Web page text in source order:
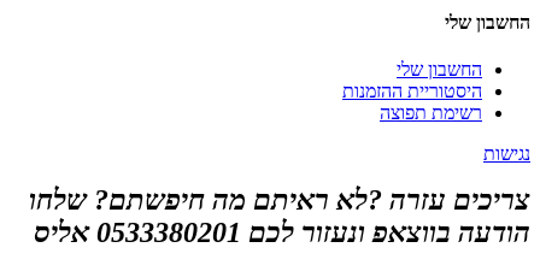
החשבון שלי
החשבון שלי
היסטוריית ההזמנות
רשימת תפוצה
נגישות
צריכים עזרה ?לא ראיתם מה חיפשתם? שלחו
הודעה בווצאפ ונעזור לכם 0533380201 אליס